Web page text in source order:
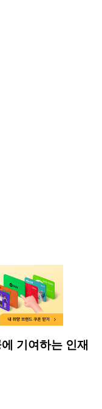
기여하는 인재